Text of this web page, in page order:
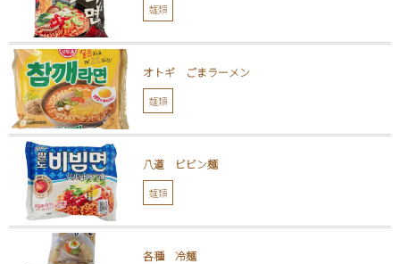
麺類
オトギ ごまラーメン
麺類
八道 ビビン麺
麺類
各種 冷麺